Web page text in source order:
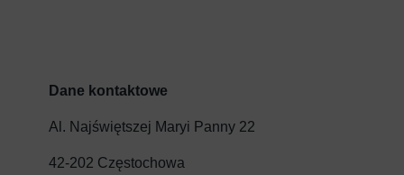
Dane kontaktowe
Al. Najświętszej Maryi Panny 22
42-202 Częstochowa